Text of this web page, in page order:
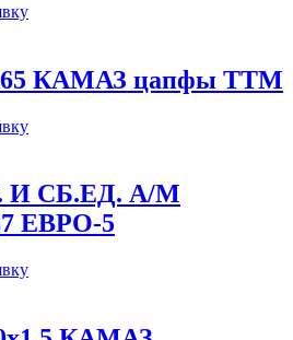
КАМАЗ цапфы ТТМ
И СБ.ЕД. А/М
ЕВРО-5